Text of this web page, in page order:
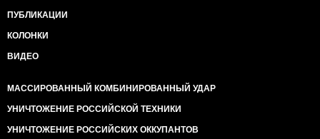
ПУБЛИКАЦИИ
КОЛОНКИ
ВИДЕО
МАССИРОВАННЫЙ КОМБИНИРОВАННЫЙ УДАР
УНИЧТОЖЕНИЕ РОССИЙСКОЙ ТЕХНИКИ
УНИЧТОЖЕНИЕ РОССИЙСКИХ ОККУПАНТОВ